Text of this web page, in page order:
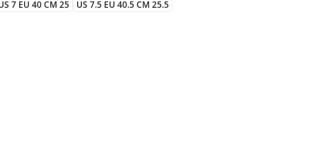
7 EU 40 CM 25
US 7.5 EU 40.5 CM 25.5